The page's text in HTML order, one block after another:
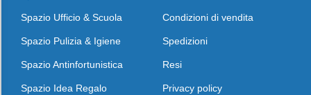
Spazio Ufficio & Scuola
Spazio Pulizia & Igiene
Spazio Antinfortunistica
Spazio Idea Regalo
Condizioni di vendita
Spedizioni
Resi
Privacy policy